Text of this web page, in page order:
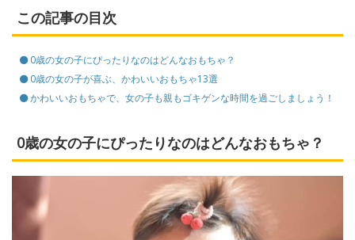
この記事の目次
0歳の女の子にぴったりなのはどんなおもちゃ？
0歳の女の子が喜ぶ、かわいいおもちゃ13選
かわいいおもちゃで、女の子も親もゴキゲンな時間を過ごしましょう！
0歳の女の子にぴったりなのはどんなおもちゃ？